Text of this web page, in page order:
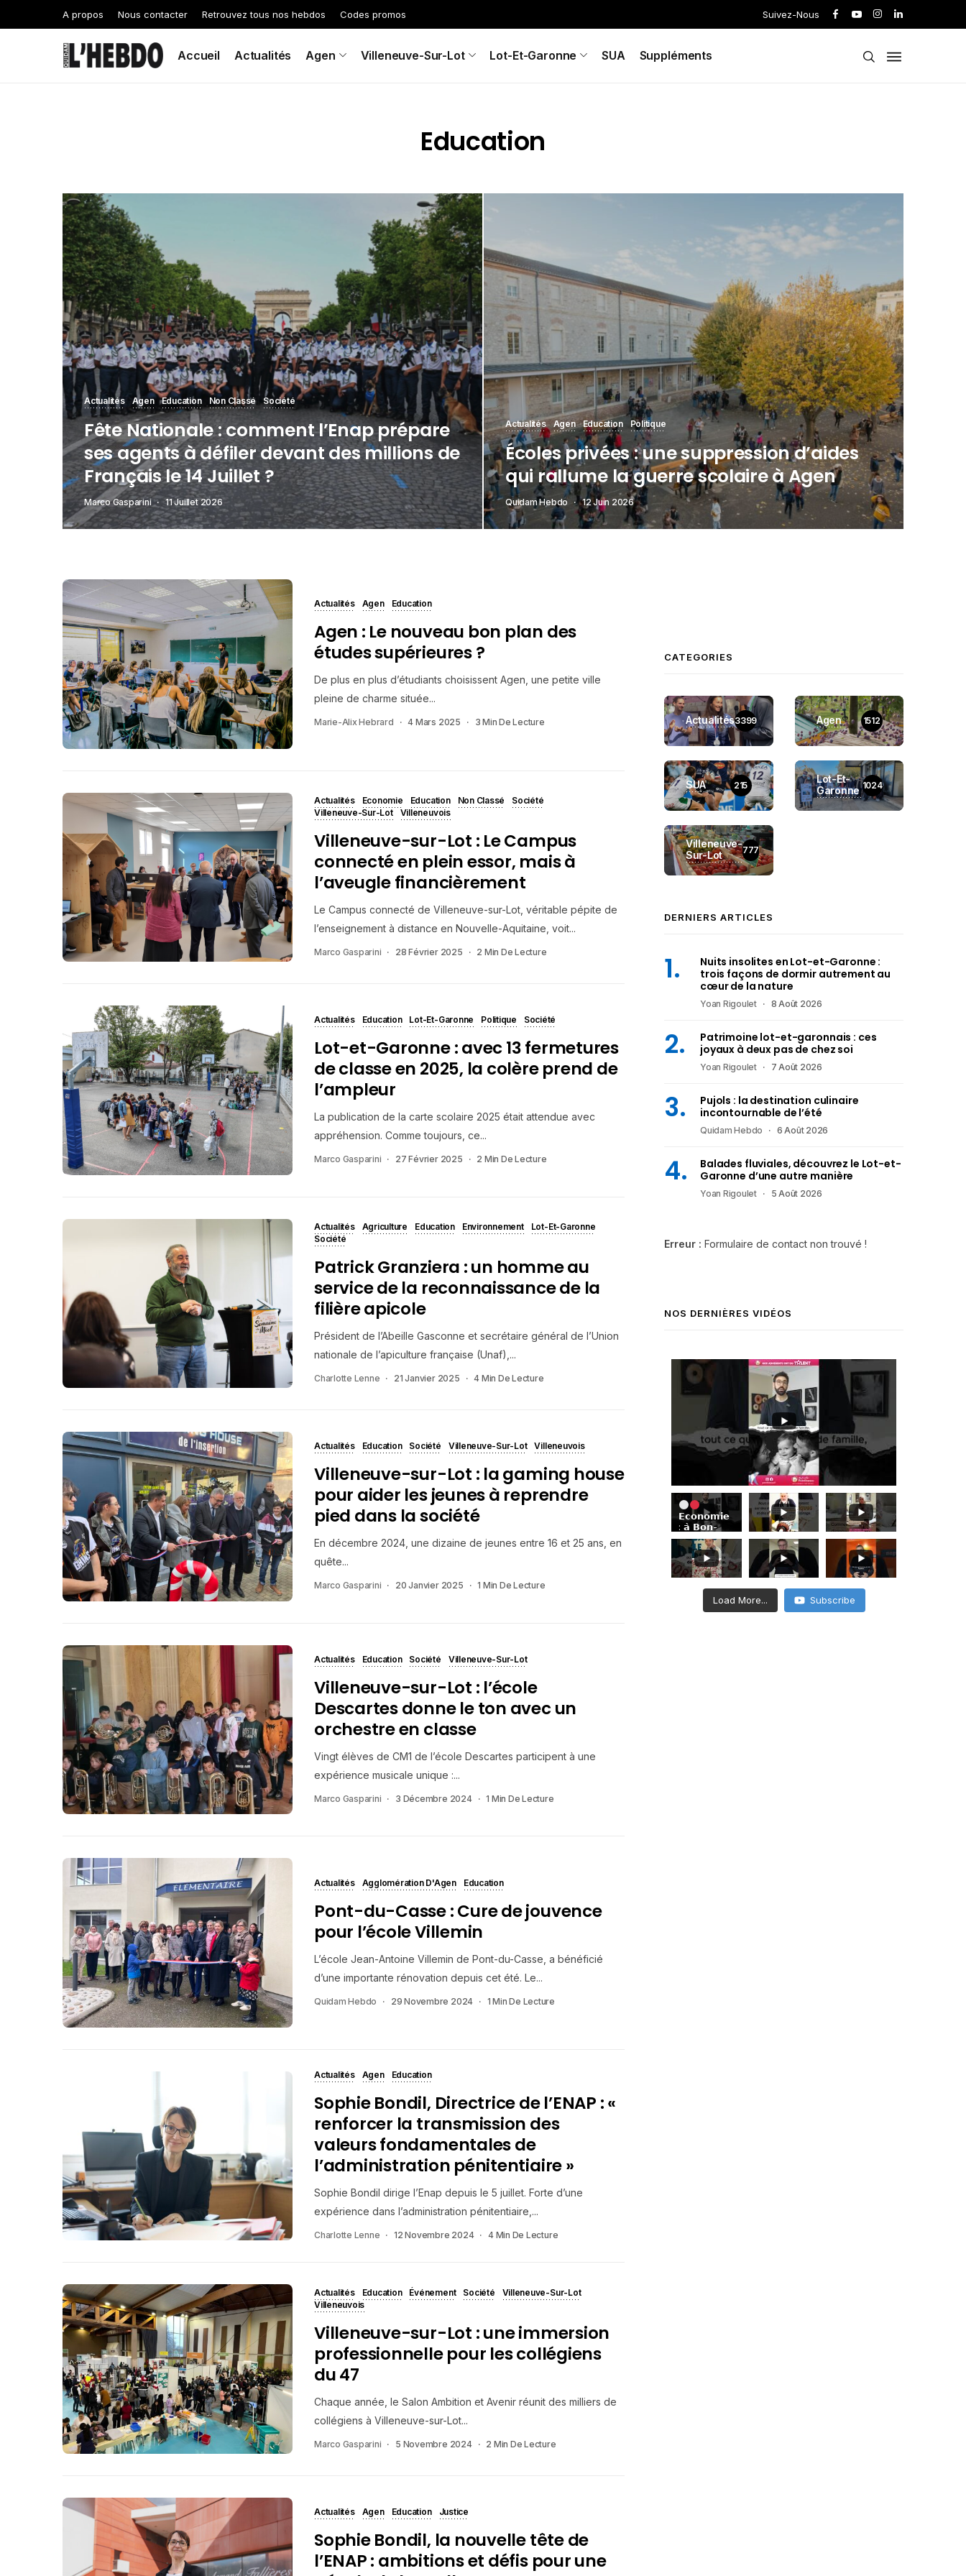
A propos Nous contacter Retrouvez tous nos hebdos Codes promos Suivez-Nous
Accueil Actualités Agen Villeneuve-Sur-Lot Lot-Et-Garonne SUA Suppléments
Education
Actualités Agen Education Non Classé Société
Fête Nationale : comment l’Enap prépare
ses agents à défiler devant des millions de
Français le 14 Juillet ?
Marco Gasparini 11 Juillet 2026
Actualités Agen Education Politique
Écoles privées : une suppression d’aides
qui rallume la guerre scolaire à Agen
Quidam Hebdo 12 Juin 2026
Actualités Agen Education
Agen : Le nouveau bon plan des
études supérieures ?
De plus en plus d’étudiants choisissent Agen, une petite ville
pleine de charme située...
Marie-Alix Hebrard 4 Mars 2025 3 Min De Lecture
Actualités Economie Education Non Classé
Société
Villeneuve-Sur-Lot
Villeneuvois
Villeneuve-sur-Lot : Le Campus
connecté en plein essor, mais à
l’aveugle financièrement
Le Campus connecté de Villeneuve-sur-Lot, véritable pépite de
l’enseignement à distance en Nouvelle-Aquitaine, voit...
Marco Gasparini 28 Février 2025 2 Min De Lecture
Actualités Education Lot-Et-Garonne Politique Société
Lot-et-Garonne : avec 13 fermetures
de classe en 2025, la colère prend de
l’ampleur
La publication de la carte scolaire 2025 était attendue avec
appréhension. Comme toujours, ce...
Marco Gasparini 27 Février 2025 2 Min De Lecture
Actualités Agriculture Education Environnement
Lot-Et-Garonne
Société
Patrick Granziera : un homme au
service de la reconnaissance de la
filière apicole
Président de l’Abeille Gasconne et secrétaire général de l’Union
nationale de l’apiculture française (Unaf),...
Charlotte Lenne 21 Janvier 2025 4 Min De Lecture
Actualités Education Société Villeneuve-Sur-Lot Villeneuvois
Villeneuve-sur-Lot : la gaming house
pour aider les jeunes à reprendre
pied dans la société
En décembre 2024, une dizaine de jeunes entre 16 et 25 ans, en
quête...
Marco Gasparini 20 Janvier 2025 1 Min De Lecture
Actualités Education Société Villeneuve-Sur-Lot
Villeneuve-sur-Lot : l’école
Descartes donne le ton avec un
orchestre en classe
Vingt élèves de CM1 de l’école Descartes participent à une
expérience musicale unique :...
Marco Gasparini 3 Décembre 2024 1 Min De Lecture
Actualités Agglomération D'Agen Education
Pont-du-Casse : Cure de jouvence
pour l’école Villemin
L’école Jean-Antoine Villemin de Pont-du-Casse, a bénéficié
d’une importante rénovation depuis cet été. Le...
Quidam Hebdo 29 Novembre 2024 1 Min De Lecture
Actualités Agen Education
Sophie Bondil, Directrice de l’ENAP : «
renforcer la transmission des
valeurs fondamentales de
l’administration pénitentiaire »
Sophie Bondil dirige l’Enap depuis le 5 juillet. Forte d’une
expérience dans l’administration pénitentiaire,...
Charlotte Lenne 12 Novembre 2024 4 Min De Lecture
Actualités Education Événement Société
Villeneuve-Sur-Lot
Villeneuvois
Villeneuve-sur-Lot : une immersion
professionnelle pour les collégiens
du 47
Chaque année, le Salon Ambition et Avenir réunit des milliers de
collégiens à Villeneuve-sur-Lot...
Marco Gasparini 5 Novembre 2024 2 Min De Lecture
Actualités Agen Education Justice
Sophie Bondil, la nouvelle tête de
l’ENAP : ambitions et défis pour une
CATEGORIES
Actualités3399 Agen 1512
SUA 215
Lot-Et-
Garonne 1024
Villeneuve-
Sur-Lot
777
DERNIERS ARTICLES
Nuits insolites en Lot-et-Garonne :
trois façons de dormir autrement au
cœur de la nature
Yoan Rigoulet 8 Août 2026
Patrimoine lot-et-garonnais : ces
joyaux à deux pas de chez soi
Yoan Rigoulet 7 Août 2026
Pujols : la destination culinaire
incontournable de l’été
Quidam Hebdo 6 Août 2026
Balades fluviales, découvrez le Lot-et-
Garonne d’une autre manière
Yoan Rigoulet 5 Août 2026
Erreur : Formulaire de contact non trouvé !
NOS DERNIÈRES VIDÉOS
𝗘𝗰𝗼𝗻𝗼𝗺𝗶𝗲
: 𝗮̀ 𝗕𝗼𝗻-
𝗘𝗻𝗰𝗼𝗻𝘁𝗿𝗲,
𝗦𝗶𝗺𝗼𝗻
𝗔𝗯𝗶𝗸𝗲𝗿
𝗺𝗲𝘁
𝗹’𝗲𝘅𝗶𝗴𝗲𝗻𝗰𝗲
𝗱𝗲 𝗹𝗮
𝗽𝗵𝗼𝘁𝗼 𝗮𝘂
𝘀𝗲𝗿𝘃𝗶𝗰𝗲
Load More... Subscribe